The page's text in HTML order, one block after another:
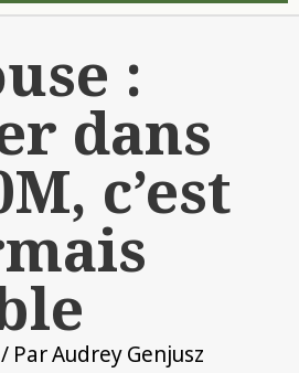
:
dans
c’est
/ ParAudrey Genjusz